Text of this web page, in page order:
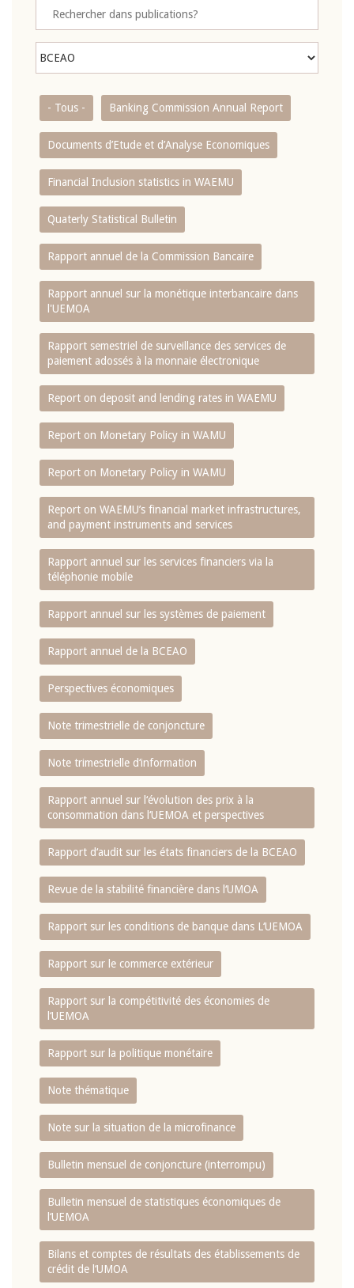
- Tous - Banking Commission Annual Report
Documents d’Etude et d’Analyse Economiques
Financial Inclusion statistics in WAEMU
Quaterly Statistical Bulletin
Rapport annuel de la Commission Bancaire
Rapport annuel sur la monétique interbancaire dans
l'UEMOA
Rapport semestriel de surveillance des services de
paiement adossés à la monnaie électronique
Report on deposit and lending rates in WAEMU
Report on Monetary Policy in WAMU
Report on Monetary Policy in WAMU
Report on WAEMU’s financial market infrastructures,
and payment instruments and services
Rapport annuel sur les services financiers via la
téléphonie mobile
Rapport annuel sur les systèmes de paiement
Rapport annuel de la BCEAO
Perspectives économiques
Note trimestrielle de conjoncture
Note trimestrielle d‘information
Rapport annuel sur l‘évolution des prix à la
consommation dans l‘UEMOA et perspectives
Rapport d‘audit sur les états financiers de la BCEAO
Revue de la stabilité financière dans l‘UMOA
Rapport sur les conditions de banque dans L‘UEMOA
Rapport sur le commerce extérieur
Rapport sur la compétitivité des économies de
l‘UEMOA
Rapport sur la politique monétaire
Note thématique
Note sur la situation de la microfinance
Bulletin mensuel de conjoncture (interrompu)
Bulletin mensuel de statistiques économiques de
l‘UEMOA
Bilans et comptes de résultats des établissements de
crédit de l‘UMOA